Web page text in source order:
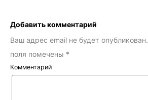
Добавить комментарий
Ваш адрес email не будет опубликован.
поля помечены *
Комментарий